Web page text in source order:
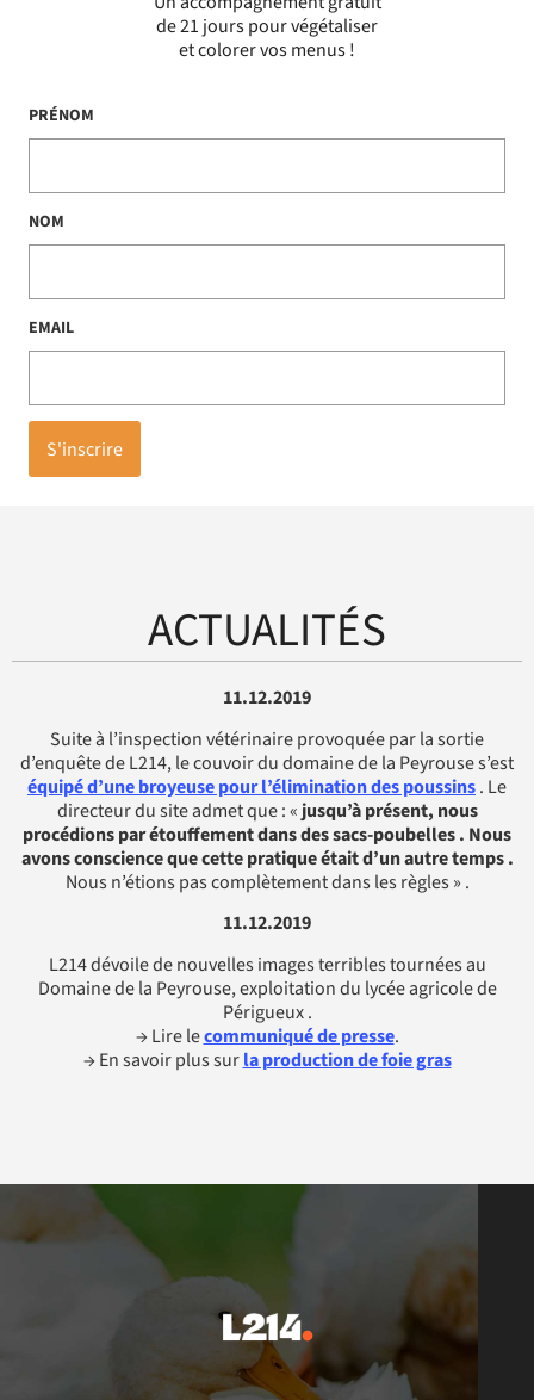
de 21 jours pour végétaliser
et colorer vos menus !
PRÉNOM
NOM
EMAIL
S'inscrire
ACTUALITÉS
11.12.2019
Suite à l’inspection vétérinaire provoquée par la sortie
d’enquête de L214, le couvoir du domaine de la Peyrouse s’est
équipé d’une broyeuse pour l’élimination des poussins. Le
directeur du site admet que : « jusqu’à présent, nous
procédions par étouffement dans des sacs-poubelles . Nous
avons conscience que cette pratique était d’un autre temps .
Nous n’étions pas complètement dans les règles » .
11.12.2019
L214 dévoile de nouvelles images terribles tournées au
Domaine de la Peyrouse, exploitation du lycée agricole de
Périgueux .
→ Lire lecommuniqué de presse.
→ En savoir plus surla production de foie gras